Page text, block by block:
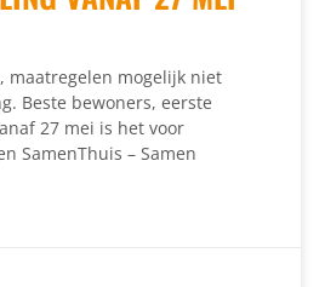
maatregelen mogelijk niet
Beste bewoners, eerste
27 mei is het voor
SamenThuis – Samen